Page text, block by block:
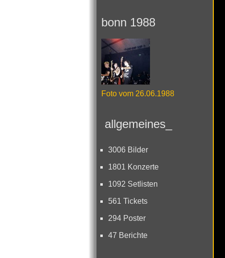
bonn 1988
Foto vom 26.06.1988
allgemeines_
3006 Bilder
1801 Konzerte
1092 Setlisten
561 Tickets
294 Poster
47 Berichte